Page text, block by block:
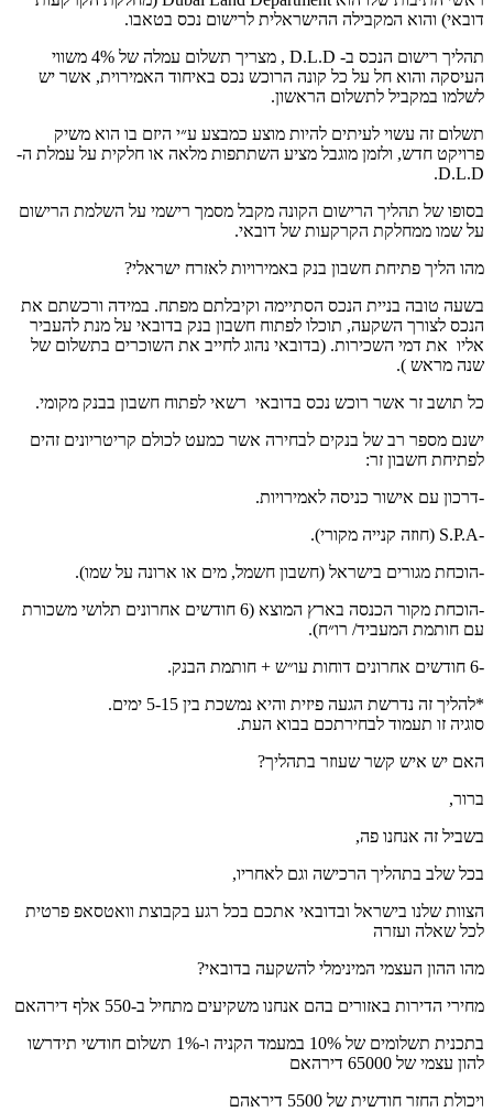
דובאי) והוא המקבילה ההישראלית לרישום נכס בטאבו.
תהליך רישום הנכס ב- D.L.D , מצריך תשלום עמלה של 4% משווי
העיסקה והוא חל על כל קונה הרוכש נכס באיחוד האמירוית, אשר יש
לשלמו במקביל לתשלום הראשון.
תשלום זה עשוי לעיתים להיות מוצע כמבצע ע״י היזם בו הוא משיק
פרויקט חדש, ולזמן מוגבל מציע השתתפות מלאה או חלקית על עמלת ה-
D.L.D.
בסופו של תהליך הרישום הקונה מקבל מסמך רישמי על השלמת הרישום
על שמו ממחלקת הקרקעות של דובאי.
מהו הליך פתיחת חשבון בנק באמירויות לאזרח ישראלי?
בשעה טובה בניית הנכס הסתיימה וקיבלתם מפתח. במידה ורכשתם את
הנכס לצורך השקעה, תוכלו לפתוח חשבון בנק בדובאי על מנת להעביר
אליו את דמי השכירות. (בדובאי נהוג לחייב את השוכרים בתשלום של
שנה מראש ).
כל תושב זר אשר רוכש נכס בדובאי רשאי לפתוח חשבון בבנק מקומי.
ישנם מספר רב של בנקים לבחירה אשר כמעט לכולם קריטריונים זהים
לפתיחת חשבון זר:
-דרכון עם אישור כניסה לאמירויות.
-S.P.A (חוזה קנייה מקורי).
-הוכחת מגורים בישראל (חשבון חשמל, מים או ארונה על שמו).
-הוכחת מקור הכנסה בארץ המוצא (6 חודשים אחרונים תלושי משכורת
עם חותמת המעביד/ רו״ח).
-6 חודשים אחרונים דוחות עו״ש + חותמת הבנק.
*להליך זה נדרשת הגעה פיזית והיא נמשכת בין 5-15 ימים.
סוגיה זו תעמוד לבחירתכם בבוא העת.
האם יש איש קשר שעוזר בתהליך?
ברור,
בשביל זה אנחנו פה,
בכל שלב בתהליך הרכישה וגם לאחריו,
הצוות שלנו בישראל ובדובאי אתכם בכל רגע בקבוצת וואטסאפ פרטית
לכל שאלה ועזרה
מהו ההון העצמי המינימלי להשקעה בדובאי?
מחירי הדירות באזורים בהם אנחנו משקיעים מתחיל ב-550 אלף דירהאם
בתכנית תשלומים של 10% במעמד הקניה ו-1% תשלום חודשי תידרשו
להון עצמי של 65000 דירהאם
ויכולת החזר חודשית של 5500 דיראהם